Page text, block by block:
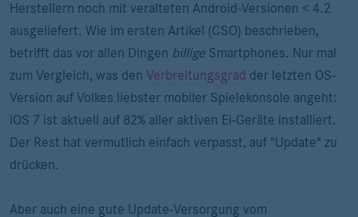
Herstellern noch mit veralteten Android-Versionen < 4.2
ausgeliefert. Wie im ersten Artikel (CSO) beschrieben,
betrifft das vor allen Dingen billige Smartphones. Nur mal
zum Vergleich, was den Verbreitungsgrad der letzten OS-
Version auf Volkes liebster mobiler Spielekonsole angeht:
iOS 7 ist aktuell auf 82% aller aktiven Ei-Geräte installiert.
Der Rest hat vermutlich einfach verpasst, auf "Update" zu
drücken.
Aber auch eine gute Update-Versorgung vom